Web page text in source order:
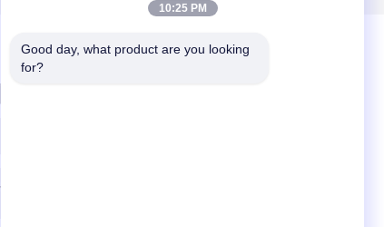
남겨주세요
10:25 PM
Good day, what product are you looking
for?